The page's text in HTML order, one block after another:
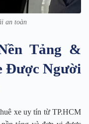
an toàn
Tảng &
Được Người
xe uy tín từ TP.HCM